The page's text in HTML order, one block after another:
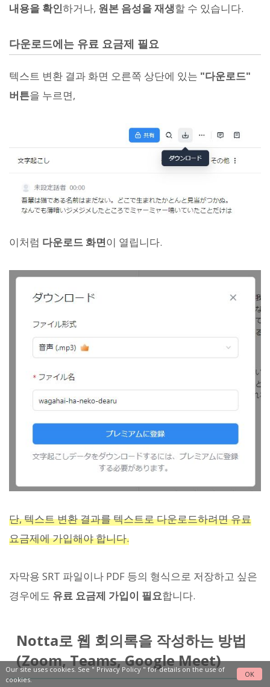
내용을 확인하거나, 원본 음성을 재생할 수 있습니다.
다운로드에는 유료 요금제 필요
텍스트 변환 결과 화면 오른쪽 상단에 있는 "다운로드"
버튼을 누르면,
이처럼 다운로드 화면이 열립니다.
단, 텍스트 변환 결과를 텍스트로 다운로드하려면 유료
요금제에 가입해야 합니다.
자막용 SRT 파일이나 PDF 등의 형식으로 저장하고 싶은
경우에도 유료 요금제 가입이 필요합니다.
Notta로 웹 회의록을 작성하는 방법
(Zoom, Teams, Google Meet)
Our site uses cookies. See " Privacy Policy" for details on the use of
cookies.
OK